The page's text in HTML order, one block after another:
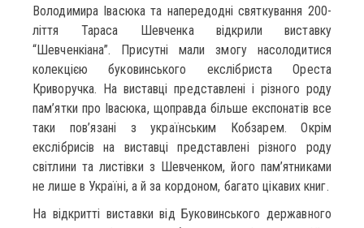
Володимира Івасюка та напередодні святкування 200-
ліття Тараса Шевченка відкрили виставку
“Шевченкіана”. Присутні мали змогу насолодитися
колекцією буковинського екслібриста Ореста
Криворучка. На виставці представлені і різного роду
пам’ятки про Івасюка, щоправда більше експонатів все
таки пов’язані з українським Кобзарем. Окрім
екслібрисів на виставці представлені різного роду
світлини та листівки з Шевченком, його пам’ятниками
не лише в Україні, а й за кордоном, багато цікавих книг.
На відкритті виставки від Буковинського державного